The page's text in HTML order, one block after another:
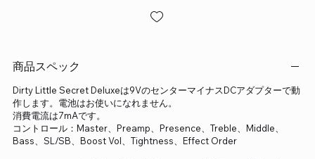
商品スペック
Dirty Little Secret Deluxeは9VのセンターマイナスDCアダプターで動
作します。電池はお使いになれません。
消費電流は7mAです。
コントロール：Master、Preamp、Presence、Treble、Middle、
Bass、SL/SB、Boost Vol、Tightness、Effect Order